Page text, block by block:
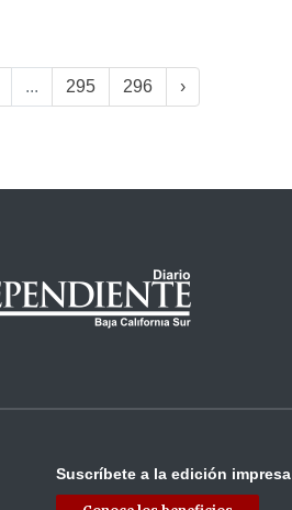
... 295 296 ›
Suscríbete a la edición impresa